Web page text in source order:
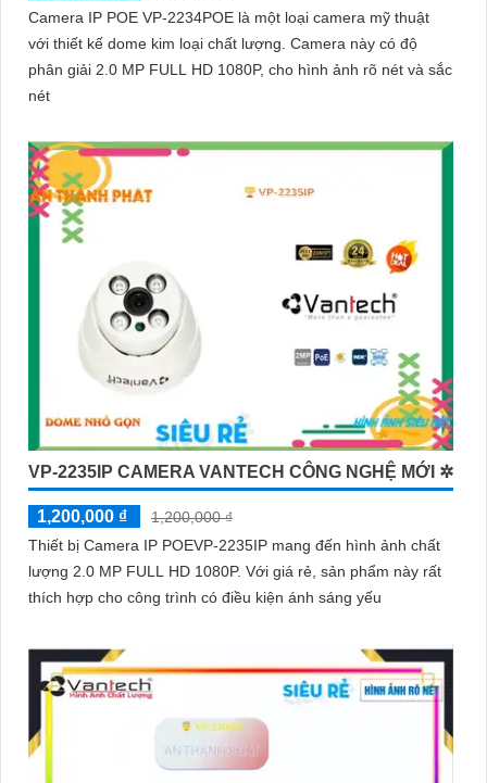
Camera IP POE VP-2234POE là một loại camera mỹ thuật
với thiết kế dome kim loại chất lượng. Camera này có độ
phân giải 2.0 MP FULL HD 1080P, cho hình ảnh rõ nét và sắc
nét
VP-2235IP CAMERA VANTECH CÔNG NGHỆ MỚI ✲
1,200,000 ₫
1,200,000 ₫
Thiết bị Camera IP POEVP-2235IP mang đến hình ảnh chất
lượng 2.0 MP FULL HD 1080P. Với giá rẻ, sản phẩm này rất
thích hợp cho công trình có điều kiện ánh sáng yếu